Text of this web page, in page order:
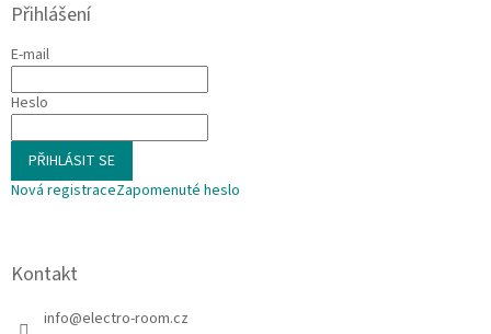
Přihlášení
E-mail
Heslo
PŘIHLÁSIT SE
Nová registraceZapomenuté heslo
Kontakt
info@electro-room.cz